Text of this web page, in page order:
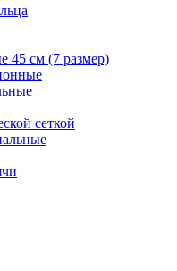
45 см (7 размер)
сеткой